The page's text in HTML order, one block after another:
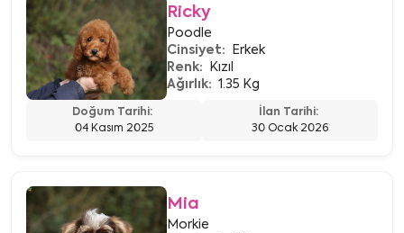
Ricky
Poodle
Cinsiyet:
Erkek
Renk:
Kızıl
Ağırlık: 1.35 Kg
Doğum Tarihi:
04 Kasım 2025
İlan Tarihi:
30 Ocak 2026
Mia
Morkie